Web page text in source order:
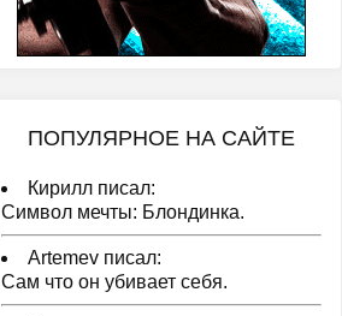
ПОПУЛЯРНОЕ НА САЙТЕ
Кирилл писал:
Символ мечты: Блондинка.
Artemev писал:
Сам что он убивает себя.